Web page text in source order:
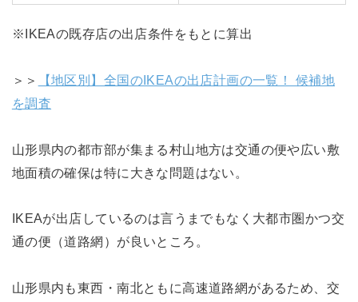
※IKEAの既存店の出店条件をもとに算出
＞＞
【地区別】全国のIKEAの出店計画の一覧！ 候補地
を調査
山形県内の都市部が集まる村山地方は交通の便や広い敷
地面積の確保は特に大きな問題はない。
IKEAが出店しているのは言うまでもなく大都市圏かつ交
通の便（道路網）が良いところ。
山形県内も東西・南北ともに高速道路網があるため、交